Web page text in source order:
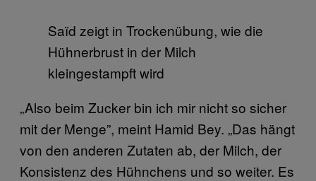
Saïd zeigt in Trockenübung, wie die
Hühnerbrust in der Milch
kleingestampft wird
„Also beim Zucker bin ich mir nicht so sicher
mit der Menge”, meint Hamid Bey. „Das hängt
von den anderen Zutaten ab, der Milch, der
Konsistenz des Hühnchens und so weiter. Es